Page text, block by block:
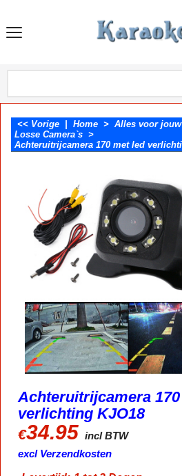
<< Vorige Home > Alles voor
Losse Camera`s >
Achteruitrijcamera 170 met led
Achteruitrijcamera
verlichting KJO18
€34.95 incl BTW
excl Verzendkosten